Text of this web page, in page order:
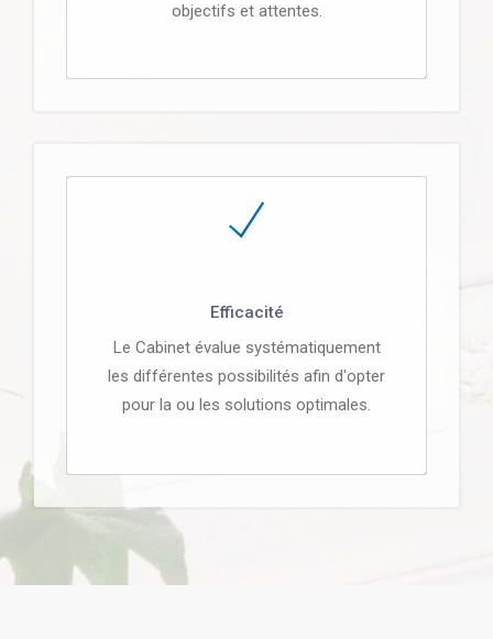
objectifs et attentes.
Efficacité
Le Cabinet évalue systématiquement
les différentes possibilités afin d'opter
pour la ou les solutions optimales.